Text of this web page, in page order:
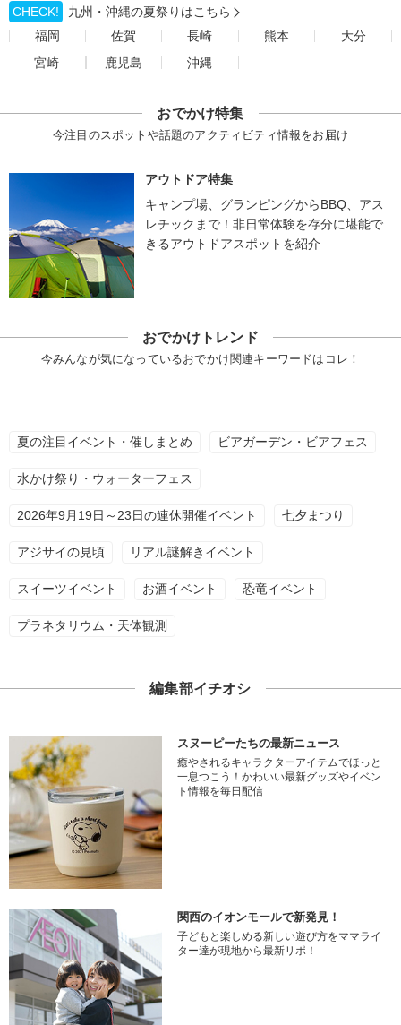
CHECK!
九州・沖縄の夏祭りはこちら
福岡
佐賀 長崎 熊本
大分
宮崎
鹿児島 沖縄
おでかけ特集
今注目のスポットや話題のアクティビティ情報をお届け
アウトドア特集
キャンプ場、グランピングからBBQ、アス
レチックまで！非日常体験を存分に堪能で
きるアウトドアスポットを紹介
おでかけトレンド
今みんなが気になっているおでかけ関連キーワードはコレ！
夏の注目イベント・催しまとめ ビアガーデン・ビアフェス
水かけ祭り・ウォーターフェス
2026年9月19日～23日の連休開催イベント 七夕まつり
アジサイの見頃 リアル謎解きイベント
スイーツイベント お酒イベント 恐竜イベント
プラネタリウム・天体観測
編集部イチオシ
スヌーピーたちの最新ニュース
癒やされるキャラクターアイテムでほっと
一息つこう！かわいい最新グッズやイベン
ト情報を毎日配信
関西のイオンモールで新発見！
子どもと楽しめる新しい遊び方をママライ
ター達が現地から最新リポ！